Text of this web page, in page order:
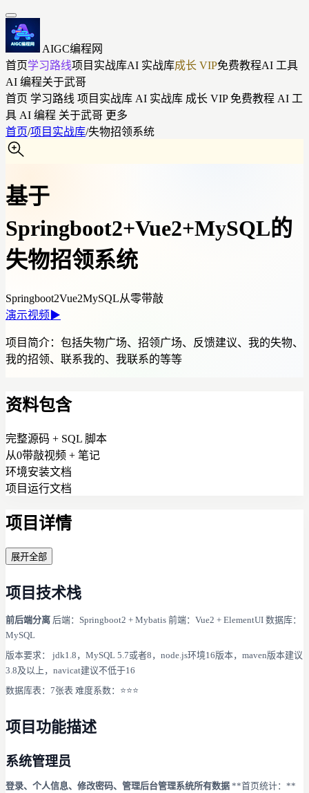
AIGC编程网
首页学习路线项目实战库AI 实战库成长 VIP免费教程AI 工具
AI 编程关于武哥
首页 学习路线 项目实战库 AI 实战库 成长 VIP免费教程 AI 工
具 AI 编程 关于武哥 更多
首页/项目实战库/失物招领系统
基于
Springboot2+Vue2+MySQL的
失物招领系统
Springboot2Vue2MySQL从零带敲
演示视频 ▶
项目简介： 包括失物广场、招领广场、反馈建议、我的失物、
我的招领、联系我的、我联系的等等
资料包含
完整源码 + SQL 脚本
从0带敲视频 + 笔记
环境安装文档
项目运行文档
项目详情
展开全部
项目技术栈
前后端分离 后端：Springboot2 + Mybatis 前端：Vue2 + ElementUI 数据库：
MySQL
版本要求： jdk1.8，MySQL 5.7或者8，node.js环境16版本，maven版本建议
3.8及以上，navicat建议不低于16
数据库表：7张表 难度系数：⭐⭐⭐
项目功能描述
系统管理员
登录、个人信息、修改密码、管理后台管理系统所有数据 **首页统计：**